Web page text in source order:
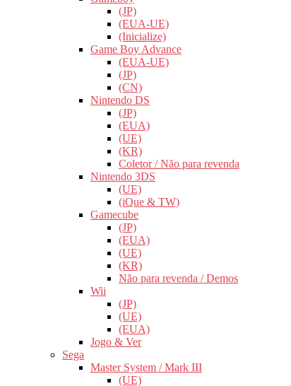
(JP)
(EUA-UE)
(Inicialize)
Game Boy Advance
(EUA-UE)
(JP)
(CN)
Nintendo DS
(JP)
(EUA)
(UE)
(KR)
Coletor / Não para revenda
Nintendo 3DS
(UE)
(iQue & TW)
Gamecube
(JP)
(EUA)
(UE)
(KR)
Não para revenda / Demos
Wii
(JP)
(UE)
(EUA)
Jogo & Ver
Sega
Master System / Mark III
(UE)